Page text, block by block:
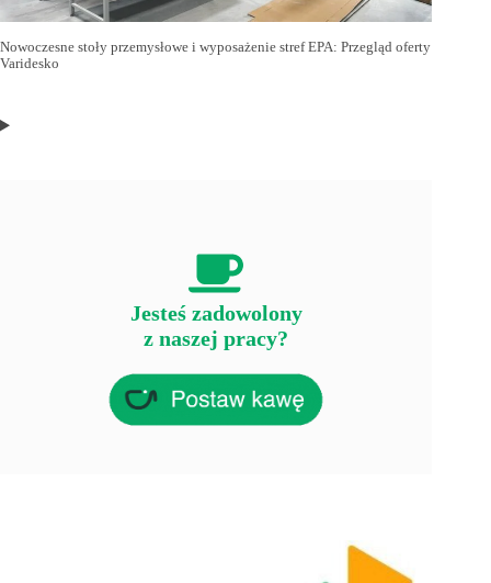
Nowoczesne stoły przemysłowe i wyposażenie stref EPA: Przegląd oferty
Varidesko
Jesteś zadowolony
z naszej pracy?